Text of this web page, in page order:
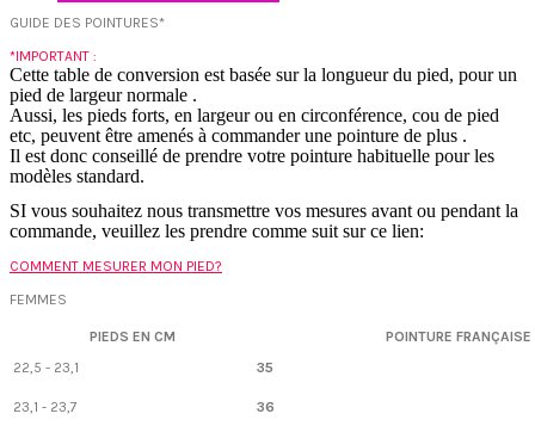
GUIDE DES POINTURES*
*IMPORTANT :
Cette table de conversion est basée sur la longueur du pied, pour un
pied de largeur normale .
Aussi, les pieds forts, en largeur ou en circonférence, cou de pied
etc, peuvent être amenés à commander une pointure de plus .
Il est donc conseillé de prendre votre pointure habituelle pour les
modèles standard.
SI vous souhaitez nous transmettre vos mesures avant ou pendant la
commande, veuillez les prendre comme suit sur ce lien:
COMMENT MESURER MON PIED?
FEMMES
PIEDS EN CM
POINTURE FRANÇAISE
22,5 - 23,1
35
23,1 - 23,7 36